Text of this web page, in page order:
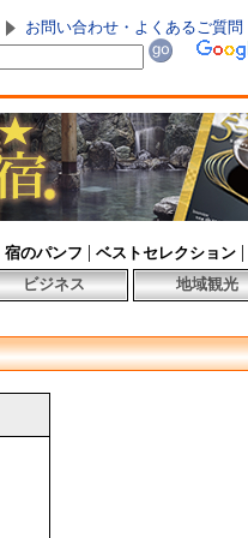
お問い合わせ・よくあるご質問
宿のパンフ | ベストセレクション |
ビジネス 地域観光